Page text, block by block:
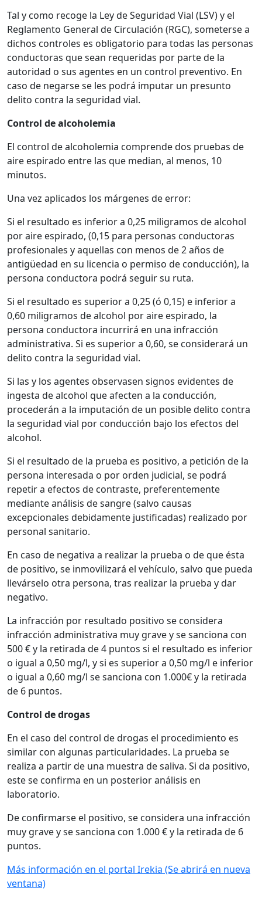
Tal y como recoge la Ley de Seguridad Vial (LSV) y el
Reglamento General de Circulación (RGC), someterse a
dichos controles es obligatorio para todas las personas
conductoras que sean requeridas por parte de la
autoridad o sus agentes en un control preventivo. En
caso de negarse se les podrá imputar un presunto
delito contra la seguridad vial.
Control de alcoholemia
El control de alcoholemia comprende dos pruebas de
aire espirado entre las que median, al menos, 10
minutos.
Una vez aplicados los márgenes de error:
Si el resultado es inferior a 0,25 miligramos de alcohol
por aire espirado, (0,15 para personas conductoras
profesionales y aquellas con menos de 2 años de
antigüedad en su licencia o permiso de conducción), la
persona conductora podrá seguir su ruta.
Si el resultado es superior a 0,25 (ó 0,15) e inferior a
0,60 miligramos de alcohol por aire espirado, la
persona conductora incurrirá en una infracción
administrativa. Si es superior a 0,60, se considerará un
delito contra la seguridad vial.
Si las y los agentes observasen signos evidentes de
ingesta de alcohol que afecten a la conducción,
procederán a la imputación de un posible delito contra
la seguridad vial por conducción bajo los efectos del
alcohol.
Si el resultado de la prueba es positivo, a petición de la
persona interesada o por orden judicial, se podrá
repetir a efectos de contraste, preferentemente
mediante análisis de sangre (salvo causas
excepcionales debidamente justificadas) realizado por
personal sanitario.
En caso de negativa a realizar la prueba o de que ésta
de positivo, se inmovilizará el vehículo, salvo que pueda
llevárselo otra persona, tras realizar la prueba y dar
negativo.
La infracción por resultado positivo se considera
infracción administrativa muy grave y se sanciona con
500 € y la retirada de 4 puntos si el resultado es inferior
o igual a 0,50 mg/l, y si es superior a 0,50 mg/l e inferior
o igual a 0,60 mg/l se sanciona con 1.000€ y la retirada
de 6 puntos.
Control de drogas
En el caso del control de drogas el procedimiento es
similar con algunas particularidades. La prueba se
realiza a partir de una muestra de saliva. Si da positivo,
este se confirma en un posterior análisis en
laboratorio.
De confirmarse el positivo, se considera una infracción
muy grave y se sanciona con 1.000 € y la retirada de 6
puntos.
Más información en el portal Irekia (Se abrirá en nueva
ventana)